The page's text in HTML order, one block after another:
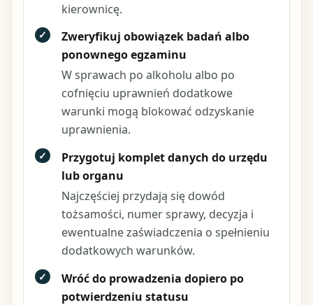
kierownicę.
✓
Zweryfikuj obowiązek badań albo
ponownego egzaminu
W sprawach po alkoholu albo po
cofnięciu uprawnień dodatkowe
warunki mogą blokować odzyskanie
uprawnienia.
✓
Przygotuj komplet danych do urzędu
lub organu
Najczęściej przydają się dowód
tożsamości, numer sprawy, decyzja i
ewentualne zaświadczenia o spełnieniu
dodatkowych warunków.
✓
Wróć do prowadzenia dopiero po
potwierdzeniu statusu